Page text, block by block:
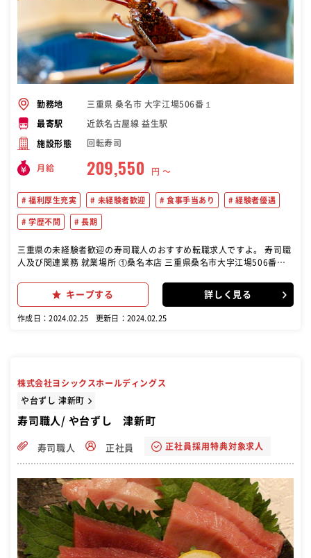
勤務地 三重県 桑名市 大字江場506番１
最寄駅 近鉄名古屋線 益生駅
施設形態 回転寿司
月給 209,550 円 〜
福利厚生充実 未経験者歓迎 食事手当あり 経験者優遇
学歴不問 長期
三重県の未経験者歓迎の寿司職人のおすすめ転職求人ですよ。 寿司職
人及び関連業務 就業場所 ①桑名本店 三重県桑名市大字江場506番１
栄3丁目12-21 引越しを伴わない転勤有り
キープする 詳しく見る
作成日：2024.02.25 更新日：2024.02.25
株式会社ヨシックスホールディングス
や台ずし 津新町
寿司職人/ や台ずし 津新町
寿司職人 正社員 正社員採用特典対象求人